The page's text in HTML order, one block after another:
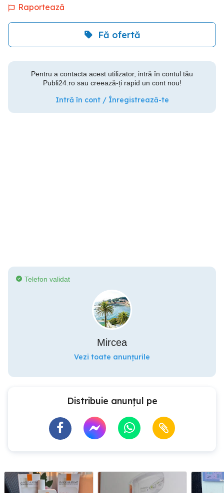
Raportează
Fă ofertă
Pentru a contacta acest utilizator, intră în contul tău
Publi24.ro sau creează-ți rapid un cont nou!
Intră în cont / Înregistrează-te
Telefon validat
Mircea
Vezi toate anunțurile
Distribuie anunțul pe